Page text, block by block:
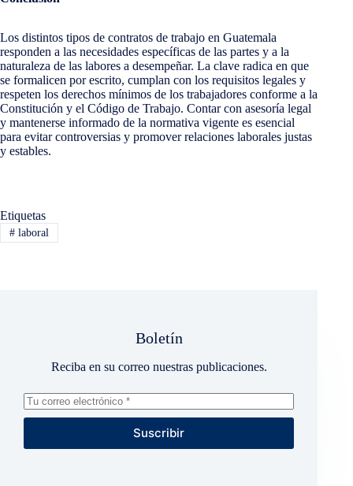
Los distintos tipos de contratos de trabajo en Guatemala
responden a las necesidades específicas de las partes y a la
naturaleza de las labores a desempeñar. La clave radica en que
se formalicen por escrito, cumplan con los requisitos legales y
respeten los derechos mínimos de los trabajadores conforme a la
Constitución y el Código de Trabajo. Contar con asesoría legal
y mantenerse informado de la normativa vigente es esencial
para evitar controversias y promover relaciones laborales justas
y estables.
Etiquetas
#laboral
Boletín
Reciba en su correo nuestras publicaciones.
Suscribir